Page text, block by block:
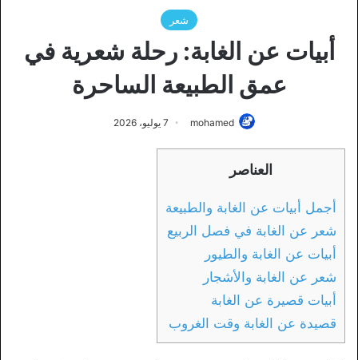
شعر
أبيات عن الغابة: رحلة شعرية في
عمق الطبيعة الساحرة
mohamed 7 يوليو، 2026
العناصر
أجمل أبيات عن الغابة والطبيعة
شعر عن الغابة في فصل الربيع
أبيات عن الغابة والطيور
شعر عن الغابة والأشجار
أبيات قصيرة عن الغابة
قصيدة عن الغابة وقت الغروب